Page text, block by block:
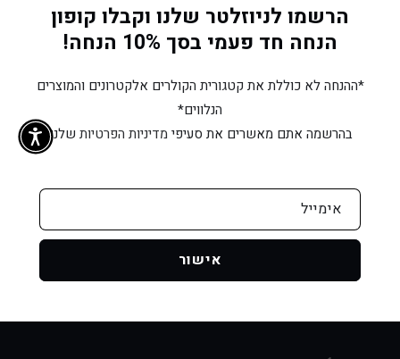
הרשמו לניוזלטר שלנו וקבלו קופון
הנחה חד פעמי בסך 10% הנחה!
*ההנחה לא כוללת את קטגורית הקולרים אלקטרונים והמוצרים
הנלווים*
בהרשמה אתם מאשרים את סעיפי מדיניות הפרטיות שלנו.
אימייל
אישור